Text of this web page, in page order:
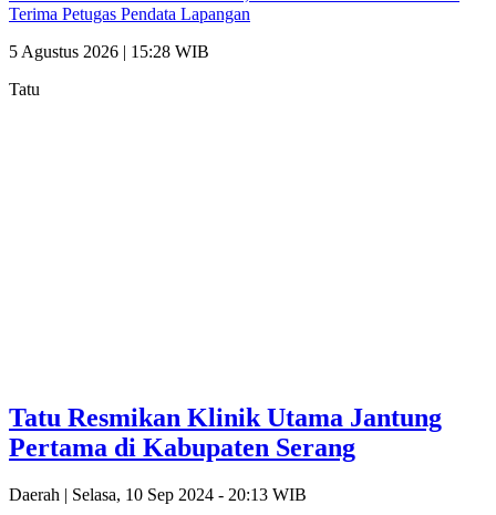
Terima Petugas Pendata Lapangan
5 Agustus 2026 | 15:28 WIB
Tatu
Tatu Resmikan Klinik Utama Jantung
Pertama di Kabupaten Serang
Daerah | Selasa, 10 Sep 2024 - 20:13 WIB